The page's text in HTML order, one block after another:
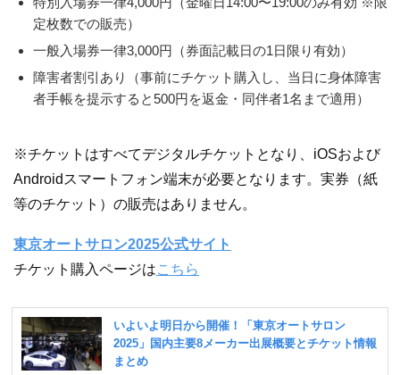
定枚数での販売）
一般入場券一律3,000円（券面記載日の1日限り有効）
障害者割引あり（事前にチケット購入し、当日に身体障害
者手帳を提示すると500円を返金・同伴者1名まで適用）
※チケットはすべてデジタルチケットとなり、iOSおよび
Androidスマートフォン端末が必要となります。実券（紙
等のチケット）の販売はありません。
東京オートサロン2025公式サイト
チケット購入ページはこちら